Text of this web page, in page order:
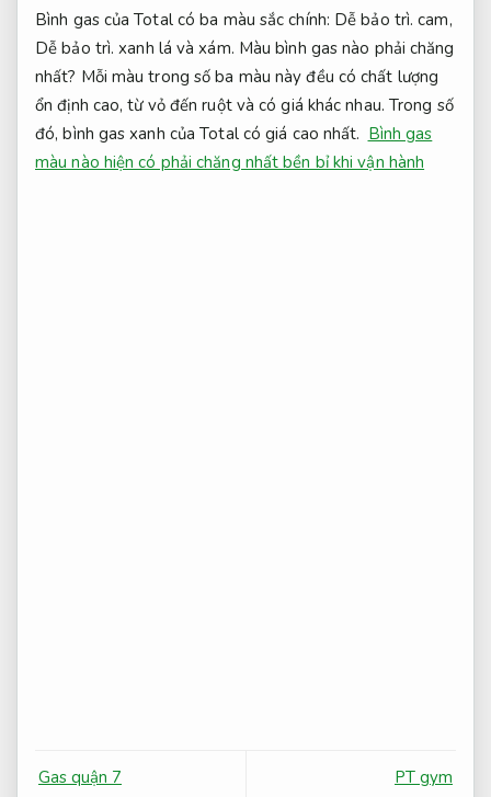
Bình gas của Total có ba màu sắc chính: Dễ bảo trì. cam,
Dễ bảo trì. xanh lá và xám. Màu bình gas nào phải chăng
nhất? Mỗi màu trong số ba màu này đều có chất lượng
ổn định cao, từ vỏ đến ruột và có giá khác nhau. Trong số
đó, bình gas xanh của Total có giá cao nhất. Bình gas
màu nào hiện có phải chăng nhất bền bỉ khi vận hành
Gas quận 7 PT gym